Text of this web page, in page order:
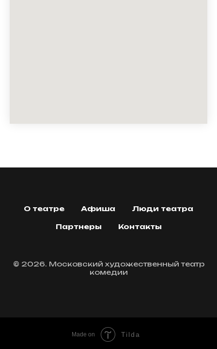
О театре Афиша Люди театра
Партнеры Контакты
© 2026. Московский художественный театр
комедии
Made on Tilda